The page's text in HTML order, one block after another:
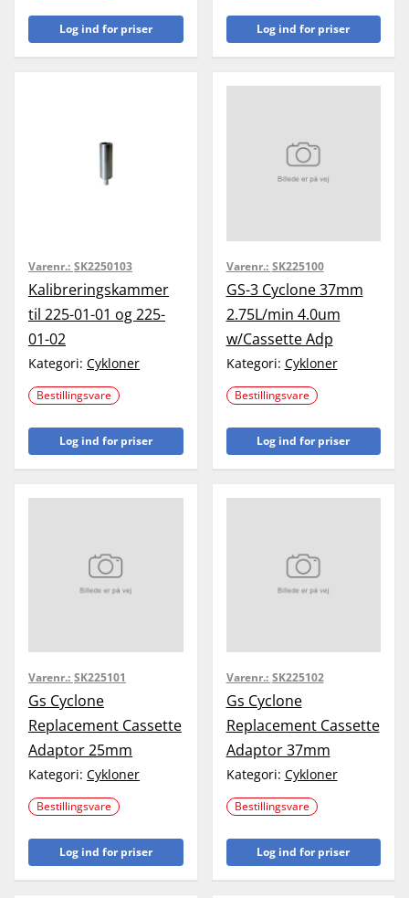
Log ind for priser Log ind for priser
Varenr.: SK2250103
Kalibreringskammer
til 225-01-01 og 225-
01-02
Kategori: Cykloner
Bestillingsvare
Log ind for priser
Varenr.: SK225100
GS-3 Cyclone 37mm
2.75L/min 4.0um
w/Cassette Adp
Kategori: Cykloner
Bestillingsvare
Log ind for priser
Varenr.: SK225101
Gs Cyclone
Replacement Cassette
Adaptor 25mm
Kategori: Cykloner
Bestillingsvare
Log ind for priser
Varenr.: SK225102
Gs Cyclone
Replacement Cassette
Adaptor 37mm
Kategori: Cykloner
Bestillingsvare
Log ind for priser